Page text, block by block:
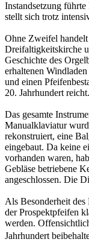
Instandsetzung
stellt sich trotz
Ohne Zweifel
Dreifaltigkeitskirche
Geschichte des
erhaltenen
und einen
20. Jahrhundert reicht.
Das gesamte
Manualklaviatur
rekonstruiert, eine
eingebaut. Da keine
vorhanden waren,
Gebläse betriebene
angeschlossen. Die
Als Besonderheit des
der Prospektpfeifen
werden.
Jahrhundert